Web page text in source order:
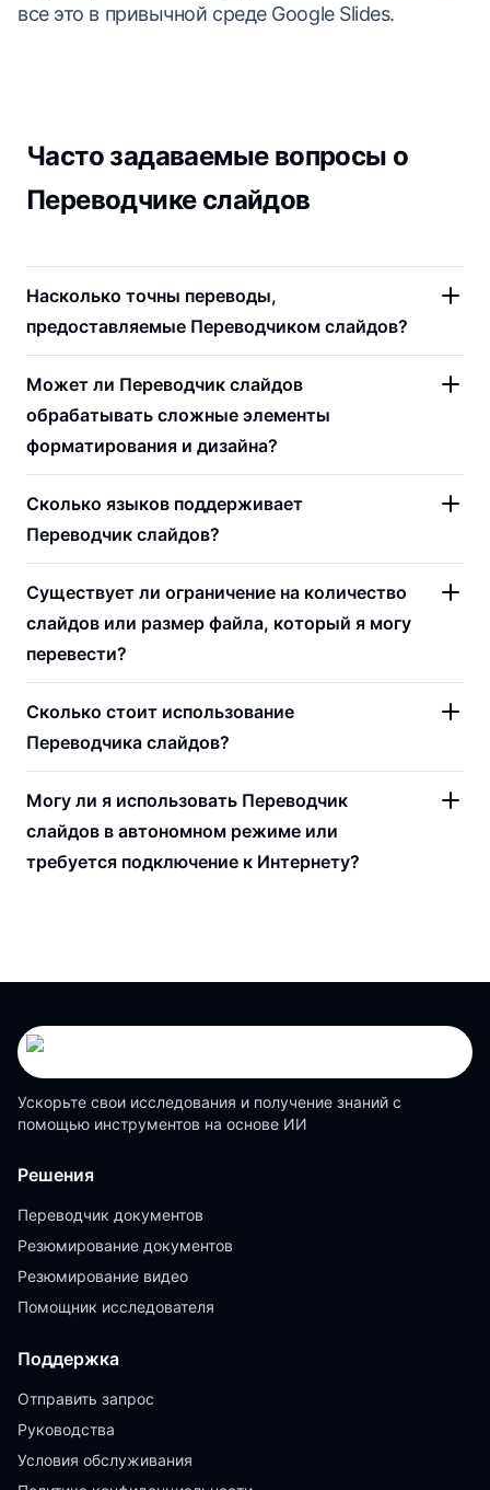
все это в привычной среде Google Slides.
Часто задаваемые вопросы о
Переводчике слайдов
Насколько точны переводы,
предоставляемые Переводчиком слайдов?
Может ли Переводчик слайдов
обрабатывать сложные элементы
форматирования и дизайна?
Сколько языков поддерживает
Переводчик слайдов?
Существует ли ограничение на количество
слайдов или размер файла, который я могу
перевести?
Сколько стоит использование
Переводчика слайдов?
Могу ли я использовать Переводчик
слайдов в автономном режиме или
требуется подключение к Интернету?
Ускорьте свои исследования и получение знаний с
помощью инструментов на основе ИИ
Решения
Переводчик документов
Резюмирование документов
Резюмирование видео
Помощник исследователя
Поддержка
Отправить запрос
Руководства
Условия обслуживания